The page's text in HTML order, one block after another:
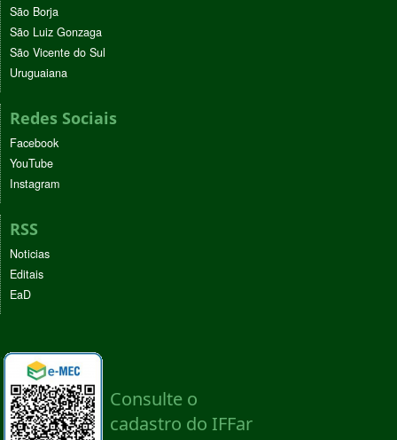
São Borja
São Luiz Gonzaga
São Vicente do Sul
Uruguaiana
Redes Sociais
Facebook
YouTube
Instagram
RSS
Noticias
Editais
EaD